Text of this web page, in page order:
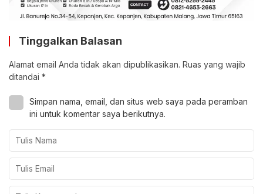
Tinggalkan Balasan
Alamat email Anda tidak akan dipublikasikan. Ruas yang wajib
ditandai *
Simpan nama, email, dan situs web saya pada peramban
ini untuk komentar saya berikutnya.